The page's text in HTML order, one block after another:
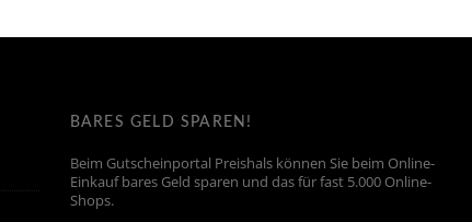
BARES GELD SPAREN!
Beim Gutscheinportal Preishals können Sie beim Online-
Einkauf bares Geld sparen und das für fast 5.000 Online-
Shops.